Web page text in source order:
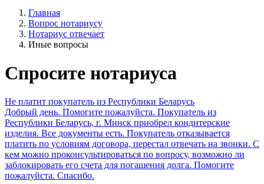
Главная
Вопрос нотариусу
Нотариус отвечает
Иные вопросы
Спросите нотариуса
Не платит покупатель из Республики Беларусь
Добрый день. Помогите пожалуйста. Покупатель из
Республики Беларусь, г. Минск приобрел кондитерские
изделия. Все документы есть. Покупатель отказывается
платить по условиям договора, перестал отвечать на звонки. С
кем можно проконсультироваться по вопросу, возможно ли
заблокировать его счета для погашения долга. Помогите
пожалуйста. Спасибо.